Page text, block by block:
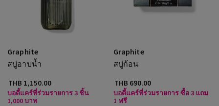
Graphite
สบู่อาบน้ำ
THB 1,150.00
บอดี้แคร์ที่ร่วมรายการ 3 ชิ้น
1,000 บาท
Graphite
สบู่ก้อน
THB 690.00
บอดี้แคร์ที่ร่วมรายการ ซื้อ 3 แถม
1 ฟรี